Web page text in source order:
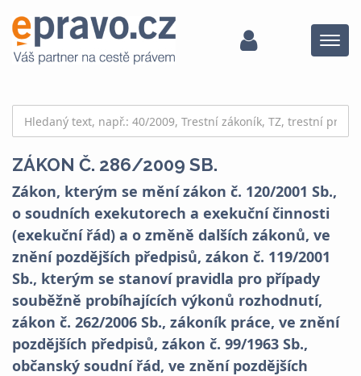
Menu
ZÁKON Č. 286/2009 SB.
Zákon, kterým se mění zákon č. 120/2001 Sb.,
o soudních exekutorech a exekuční činnosti
(exekuční řád) a o změně dalších zákonů, ve
znění pozdějších předpisů, zákon č. 119/2001
Sb., kterým se stanoví pravidla pro případy
souběžně probíhajících výkonů rozhodnutí,
zákon č. 262/2006 Sb., zákoník práce, ve znění
pozdějších předpisů, zákon č. 99/1963 Sb.,
občanský soudní řád, ve znění pozdějších